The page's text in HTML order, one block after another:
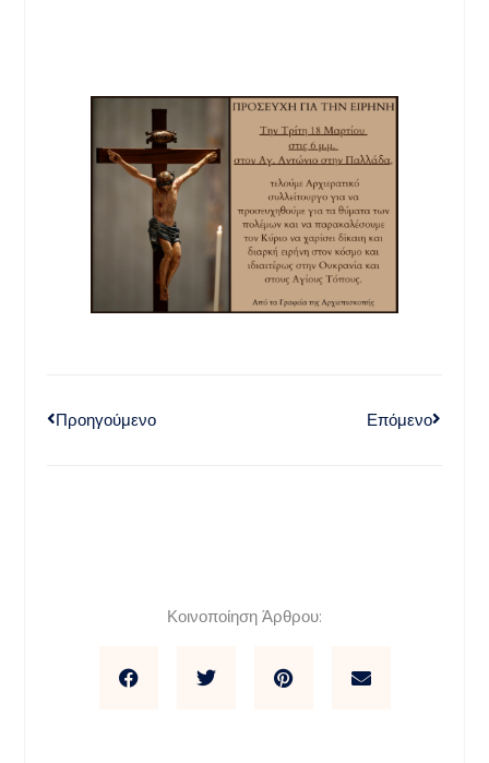
Προηγούμενο Επόμενο
Κοινοποίηση Άρθρου: